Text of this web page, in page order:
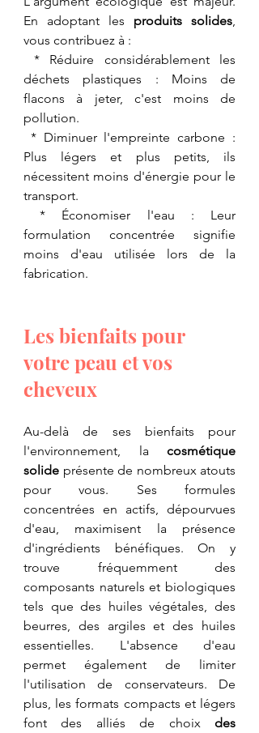
En adoptant les produits solides,
vous contribuez à :
* Réduire considérablement les
déchets plastiques : Moins de
flacons à jeter, c'est moins de
pollution.
* Diminuer l'empreinte carbone :
Plus légers et plus petits, ils
nécessitent moins d'énergie pour le
transport.
* Économiser l'eau : Leur
formulation concentrée signifie
moins d'eau utilisée lors de la
fabrication.
Les bienfaits pour
votre peau et vos
cheveux
Au-delà de ses bienfaits pour
l'environnement, la cosmétique
solide présente de nombreux atouts
pour vous. Ses formules
concentrées en actifs, dépourvues
d'eau, maximisent la présence
d'ingrédients bénéfiques. On y
trouve fréquemment des
composants naturels et biologiques
tels que des huiles végétales, des
beurres, des argiles et des huiles
essentielles. L'absence d'eau
permet également de limiter
l'utilisation de conservateurs. De
plus, les formats compacts et légers
font des alliés de choix des